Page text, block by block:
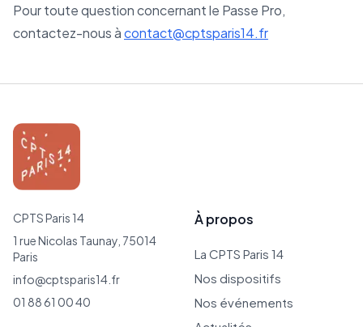
Pour toute question concernant le Passe Pro,
contactez-nous àcontact@cptsparis14.fr
CPTS Paris 14
1 rue Nicolas Taunay, 75014
Paris
info@cptsparis14.fr
01 88 61 00 40
À propos
La CPTS Paris 14
Nos dispositifs
Nos événements